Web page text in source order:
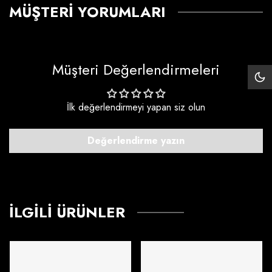
MÜŞTERI YORUMLARI
Müşteri Değerlendirmeleri
İlk değerlendirmeyi yapan siz olun
Değerlendirme yazın
İLGILI ÜRÜNLER